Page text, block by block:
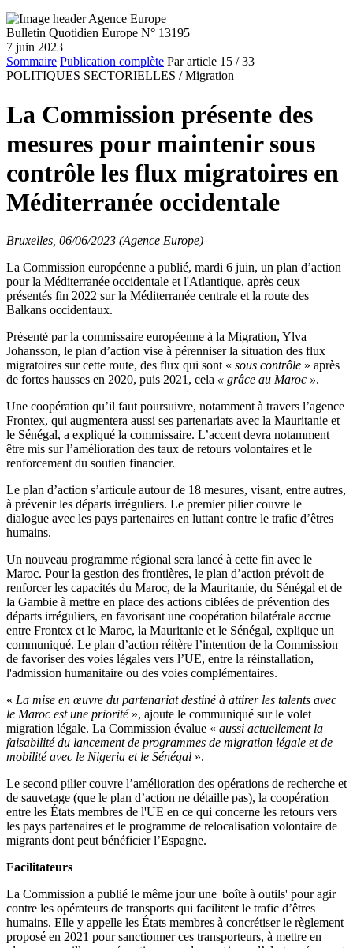
Bulletin Quotidien Europe N° 13195
7 juin 2023
Sommaire Publication complète Par article 15 / 33
POLITIQUES SECTORIELLES / Migration
La Commission présente des
mesures pour maintenir sous
contrôle les flux migratoires en
Méditerranée occidentale
Bruxelles, 06/06/2023 (Agence Europe)
La Commission européenne a publié, mardi 6 juin, un plan d’action
pour la Méditerranée occidentale et l'Atlantique, après ceux
présentés fin 2022 sur la Méditerranée centrale et la route des
Balkans occidentaux.
Présenté par la commissaire européenne à la Migration, Ylva
Johansson, le plan d’action vise à pérenniser la situation des flux
migratoires sur cette route, des flux qui sont « sous contrôle » après
de fortes hausses en 2020, puis 2021, cela « grâce au Maroc ».
Une coopération qu’il faut poursuivre, notamment à travers l’agence
Frontex, qui augmentera aussi ses partenariats avec la Mauritanie et
le Sénégal, a expliqué la commissaire. L’accent devra notamment
être mis sur l’amélioration des taux de retours volontaires et le
renforcement du soutien financier.
Le plan d’action s’articule autour de 18 mesures, visant, entre autres,
à prévenir les départs irréguliers. Le premier pilier couvre le
dialogue avec les pays partenaires en luttant contre le trafic d’êtres
humains.
Un nouveau programme régional sera lancé à cette fin avec le
Maroc. Pour la gestion des frontières, le plan d’action prévoit de
renforcer les capacités du Maroc, de la Mauritanie, du Sénégal et de
la Gambie à mettre en place des actions ciblées de prévention des
départs irréguliers, en favorisant une coopération bilatérale accrue
entre Frontex et le Maroc, la Mauritanie et le Sénégal, explique un
communiqué. Le plan d’action réitère l’intention de la Commission
de favoriser des voies légales vers l’UE, entre la réinstallation,
l'admission humanitaire ou des voies complémentaires.
« La mise en œuvre du partenariat destiné à attirer les talents avec
le Maroc est une priorité», ajoute le communiqué sur le volet
migration légale. La Commission évalue « aussi actuellement la
faisabilité du lancement de programmes de migration légale et de
mobilité avec le Nigeria et le Sénégal ».
Le second pilier couvre l’amélioration des opérations de recherche et
de sauvetage (que le plan d’action ne détaille pas), la coopération
entre les États membres de l'UE en ce qui concerne les retours vers
les pays partenaires et le programme de relocalisation volontaire de
migrants dont peut bénéficier l’Espagne.
Facilitateurs
La Commission a publié le même jour une 'boîte à outils' pour agir
contre les opérateurs de transports qui facilitent le trafic d’êtres
humains. Elle y appelle les États membres à concrétiser le règlement
proposé en 2021 pour sanctionner ces transporteurs, à mettre en